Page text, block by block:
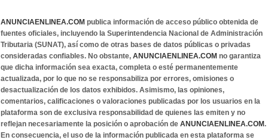
ANUNCIAENLINEA.COM publica información de acceso público obtenida de
fuentes oficiales, incluyendo la Superintendencia Nacional de Administración
Tributaria (SUNAT), así como de otras bases de datos públicas o privadas
consideradas confiables. No obstante, ANUNCIAENLINEA.COM no garantiza
que dicha información sea exacta, completa o esté permanentemente
actualizada, por lo que no se responsabiliza por errores, omisiones o
desactualización de los datos exhibidos. Asimismo, las opiniones,
comentarios, calificaciones o valoraciones publicadas por los usuarios en la
plataforma son de exclusiva responsabilidad de quienes las emiten y no
reflejan necesariamente la posición o aprobación de ANUNCIAENLINEA.COM.
En consecuencia, el uso de la información publicada en esta plataforma se